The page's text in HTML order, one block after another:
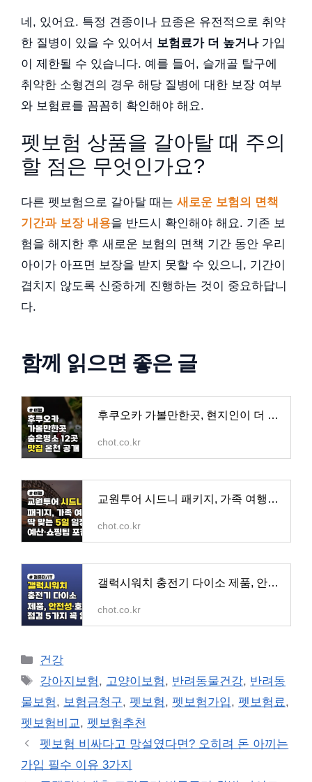
네, 있어요. 특정 견종이나 묘종은 유전적으로 취약
한 질병이 있을 수 있어서 보험료가 더 높거나가입
이 제한될 수 있습니다. 예를 들어, 슬개골 탈구에
취약한 소형견의 경우 해당 질병에 대한 보장 여부
와 보험료를 꼼꼼히 확인해야 해요.
펫보험 상품을 갈아탈 때 주의
할 점은 무엇인가요?
다른 펫보험으로 갈아탈 때는 새로운 보험의 면책
기간과 보장 내용을 반드시 확인해야 해요. 기존 보
험을 해지한 후 새로운 보험의 면책 기간 동안 우리
아이가 아프면 보장을 받지 못할 수 있으니, 기간이
겹치지 않도록 신중하게 진행하는 것이 중요하답니
다.
함께 읽으면 좋은 글
후쿠오카 가볼만한곳, 현지인이 더 좋아하는 숨은 명소 12곳 맛집·온천까지 공개 - BBT 쏙쏙 정보통
chot.co.kr
교원투어 시드니 패키지, 가족 여행에 딱 맞는 5일 일정 예산·쇼핑팁 포함 - BBT 쏙쏙 정보통
chot.co.kr
갤럭시워치 충전기 다이소 제품, 안전성·호환성 점검 5가지 꼭 읽어보세요 - BBT 쏙쏙 정보통
chot.co.kr
카
테
리
건강
태
그
강아지보험, 고양이보험, 반려동물건강, 반려동
물보험, 보험금청구, 펫보험, 펫보험가입, 펫보험료,
펫보험비교, 펫보험추천
펫보험 비싸다고 망설였다면? 오히려 돈 아끼는
가입 필수 이유 3가지